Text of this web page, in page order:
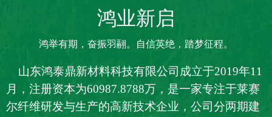
鸿业新启
鸿举有期，奋振羽翮。自信英绝，踏梦征程。
山东鸿泰鼎新材料科技有限公司成立于2019年11
月，注册资本为60987.8788万，是一家专注于莱赛
尔纤维研发与生产的高新技术企业，公司分两期建